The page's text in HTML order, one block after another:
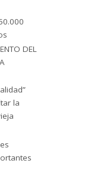
DEL
la